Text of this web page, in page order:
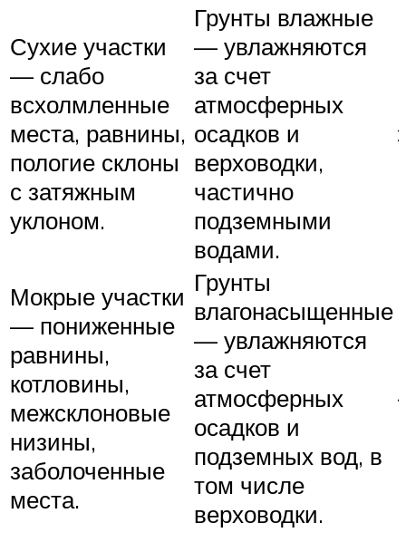
Сухие участки
— слабо
всхолмленные
места, равнины,
пологие склоны
с затяжным
уклоном.
Грунты влажные
— увлажняются
за счет
атмосферных
осадков и
верховодки,
частично
подземными
водами.
Мокрые участки
— пониженные
равнины,
котловины,
межсклоновые
низины,
заболоченные
места.
Грунты
влагонасыщенные
— увлажняются
за счет
атмосферных
осадков и
подземных вод, в
том числе
верховодки.